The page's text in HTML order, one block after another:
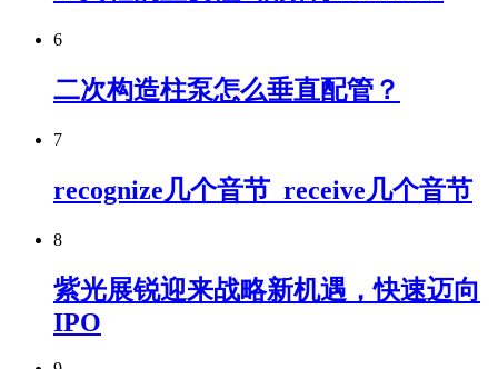
6
二次构造柱泵怎么垂直配管？
7
recognize几个音节_receive几个音节
8
紫光展锐迎来战略新机遇，快速迈向
IPO